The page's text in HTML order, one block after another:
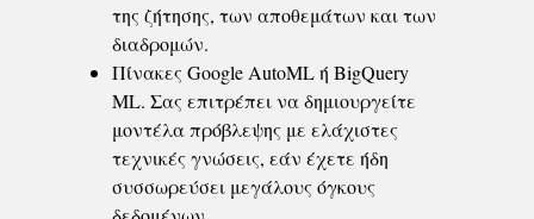
της ζήτησης, των αποθεμάτων και των
διαδρομών.
Πίνακες Google AutoML ή BigQuery
ML. Σας επιτρέπει να δημιουργείτε
μοντέλα πρόβλεψης με ελάχιστες
τεχνικές γνώσεις, εάν έχετε ήδη
συσσωρεύσει μεγάλους όγκους